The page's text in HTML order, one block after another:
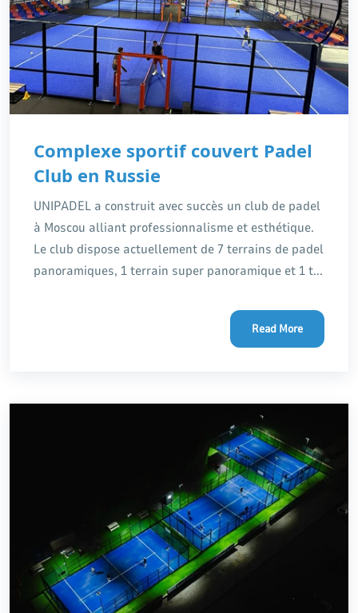
Complexe sportif couvert Padel
Club en Russie
UNIPADEL a construit avec succès un club de padel
à Moscou alliant professionnalisme et esthétique.
Le club dispose actuellement de 7 terrains de padel
panoramiques, 1 terrain super panoramique et 1 t...
Read More